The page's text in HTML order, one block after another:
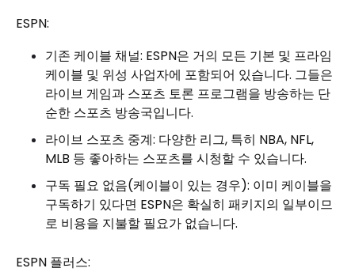
ESPN:
기존 케이블 채널: ESPN은 거의 모든 기본 및 프라임
케이블 및 위성 사업자에 포함되어 있습니다. 그들은
라이브 게임과 스포츠 토론 프로그램을 방송하는 단
순한 스포츠 방송국입니다.
라이브 스포츠 중계: 다양한 리그, 특히 NBA, NFL,
MLB 등 좋아하는 스포츠를 시청할 수 있습니다.
구독 필요 없음(케이블이 있는 경우): 이미 케이블을
구독하기 있다면 ESPN은 확실히 패키지의 일부이므
로 비용을 지불할 필요가 없습니다.
ESPN 플러스: